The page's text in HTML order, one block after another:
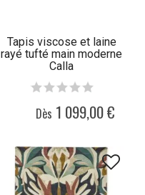
Tapis viscose et laine
rayé tufté main moderne
Calla
Dès 1 099,00 €